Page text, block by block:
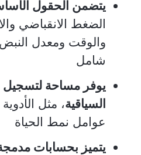
يتضمن الحقول
الضغط الانقباضي
والوقت ومعدل
شامل
يوفر مساحة لتسجيل
السياقية، مثل الأدوية
عوامل نمط الحياة
يتميز بحسابات